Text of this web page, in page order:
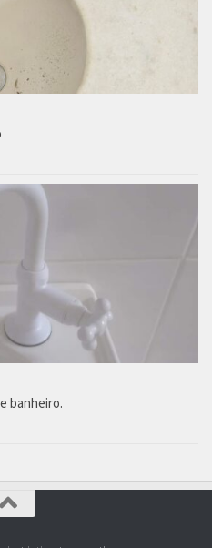
banheiro.